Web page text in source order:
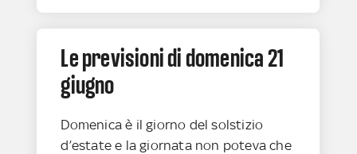
Le previsioni di domenica 21
giugno
Domenica è il giorno del solstizio
d’estate e la giornata non poteva che